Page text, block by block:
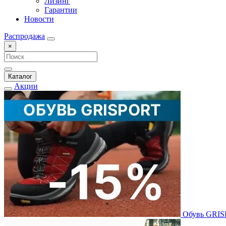
Гарантии
Новости
Распродажа
×
Каталог
Акции
Обувь